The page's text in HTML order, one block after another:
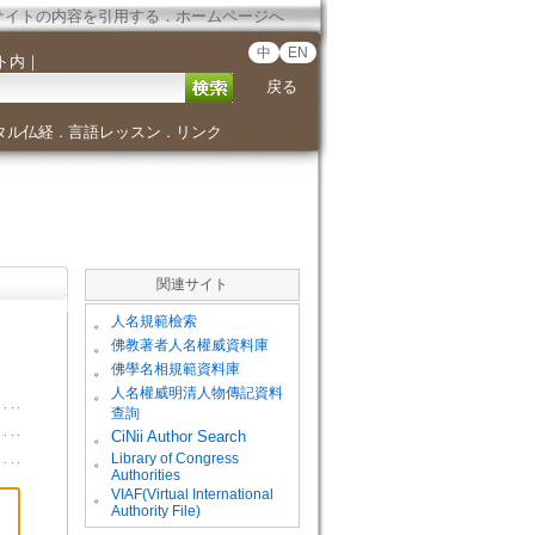
イトの内容を引用する．ホームページへ
内 ｜ 中 EN
戻る
ル仏経． 言語レッスン ． リンク
関連サイト
。 人名規範檢索
。 佛教著者人名權威資料庫
。 佛學名相規範資料庫
。
人名權威明清人物傳記資料
查詢
。
CiNii Author Search
。
Library of Congress
Authorities
。
VIAF(Virtual International
Authority File)